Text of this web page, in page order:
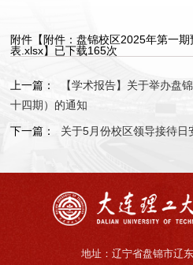
附件【 附件：盘锦校区2025年第一
表.xlsx】已下载165次
上一篇：
【学术报告】关于举办盘
十四期）的通知
下一篇： 关于5月份校区领导接待日
地址：辽宁省盘锦市辽